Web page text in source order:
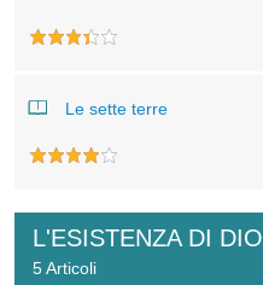
Le sette terre
L'ESISTENZA DI DIO
5 Articoli